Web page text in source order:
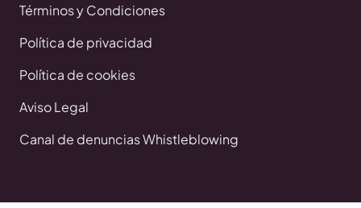
Términos y Condiciones
Política de privacidad
Política de cookies
Aviso Legal
Canal de denuncias Whistleblowing